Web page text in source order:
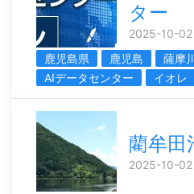
ター
2025-10-
鹿児島県
鹿児島
薩摩
AIデータセンター
イオレ
藺牟田
2025-10-